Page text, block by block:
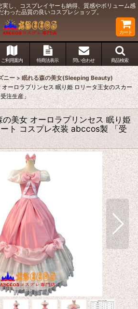
し、コスプレイヤーも納得、質感やボリューム感
わった品質の良いコスプレショップ。
カート
ご利用案内 特商法表示 問い合わせ 商品検索
ニー > 眠れる森の美女(Sleeping Beauty)
ーロラプリンセス 眠り姫 ロリータ王女のスカー
注生産」
美女 オーロラプリンセス 眠り姫
ト コスプレ衣装 abccos製 「受